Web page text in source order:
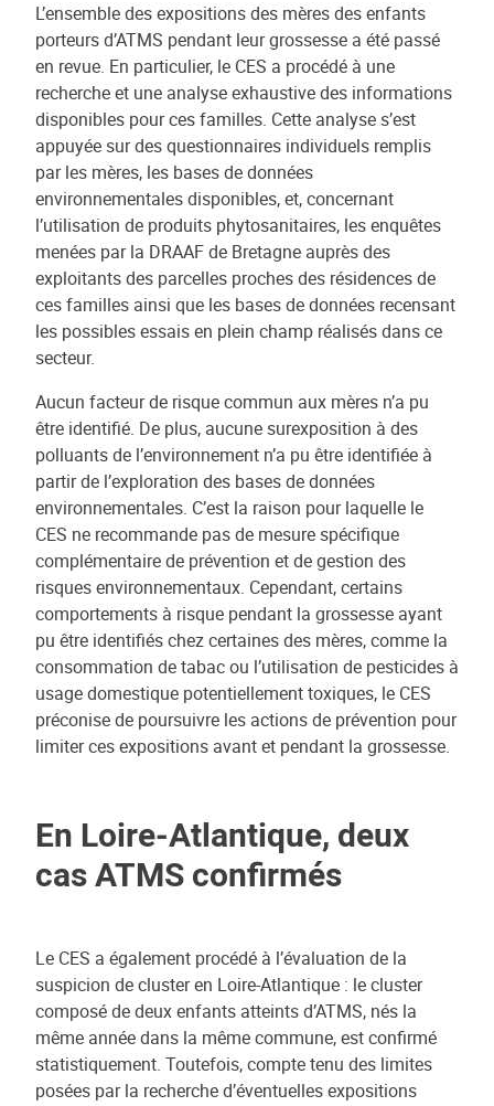
L’ensemble des expositions des mères des enfants
porteurs d’ATMS pendant leur grossesse a été passé
en revue. En particulier, le CES a procédé à une
recherche et une analyse exhaustive des informations
disponibles pour ces familles. Cette analyse s’est
appuyée sur des questionnaires individuels remplis
par les mères, les bases de données
environnementales disponibles, et, concernant
l’utilisation de produits phytosanitaires, les enquêtes
menées par la DRAAF de Bretagne auprès des
exploitants des parcelles proches des résidences de
ces familles ainsi que les bases de données recensant
les possibles essais en plein champ réalisés dans ce
secteur.
Aucun facteur de risque commun aux mères n’a pu
être identifié. De plus, aucune surexposition à des
polluants de l’environnement n’a pu être identifiée à
partir de l’exploration des bases de données
environnementales. C’est la raison pour laquelle le
CES ne recommande pas de mesure spécifique
complémentaire de prévention et de gestion des
risques environnementaux. Cependant, certains
comportements à risque pendant la grossesse ayant
pu être identifiés chez certaines des mères, comme la
consommation de tabac ou l’utilisation de pesticides à
usage domestique potentiellement toxiques, le CES
préconise de poursuivre les actions de prévention pour
limiter ces expositions avant et pendant la grossesse.
En Loire-Atlantique, deux
cas ATMS confirmés
Le CES a également procédé à l’évaluation de la
suspicion de cluster en Loire-Atlantique : le cluster
composé de deux enfants atteints d’ATMS, nés la
même année dans la même commune, est confirmé
statistiquement. Toutefois, compte tenu des limites
posées par la recherche d’éventuelles expositions